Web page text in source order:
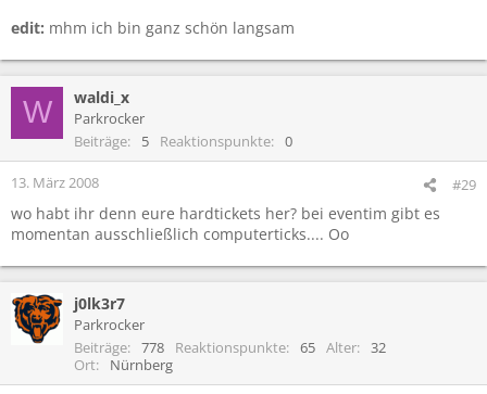
edit: mhm ich bin ganz schön langsam
W waldi_x
Parkrocker
Beiträge
5 Reaktionspunkte 0
13. März 2008 #29
wo habt ihr denn eure hardtickets her? bei eventim gibt es
momentan ausschließlich computerticks.... Oo
j0lk3r7
Parkrocker
Beiträge
778 Reaktionspunkte 65 Alter
32
Ort
Nürnberg